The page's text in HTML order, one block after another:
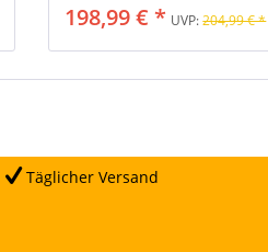
198,99 € * UVP:204,99 € *
Täglicher Versand